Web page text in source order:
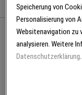
Speicherung von
Personalisierung von
Websitenavigation zu
analysieren. Weitere
Datenschutzerklärung.